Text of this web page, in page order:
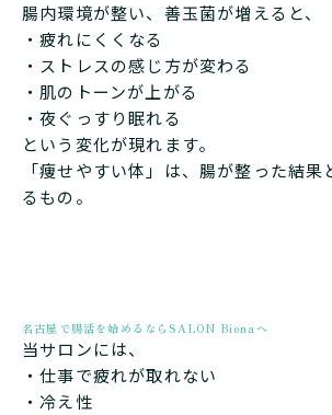
腸内環境が整い、善玉菌が増えると、
・疲れにくくなる
・ストレスの感じ方が変わる
・肌のトーンが上がる
・夜ぐっすり眠れる
という変化が現れます。
「痩せやすい体」は、腸が整った結
るもの。
名古屋で腸活を始めるならSALON Bionaへ
当サロンには、
・仕事で疲れが取れない
・冷え性